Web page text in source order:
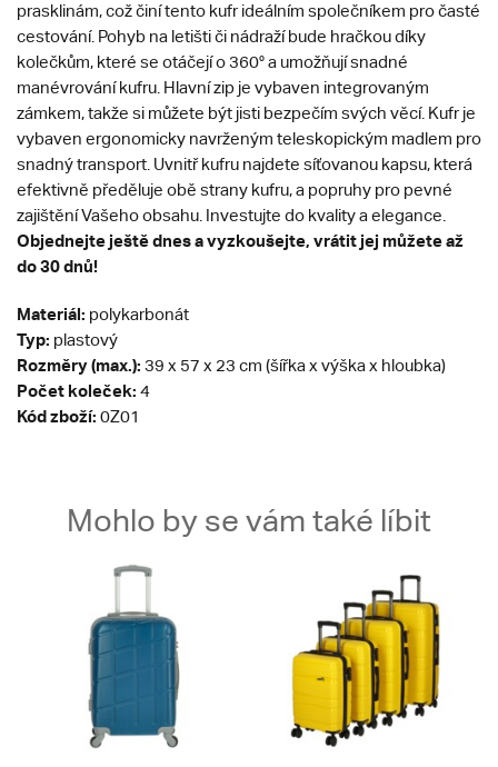
prasklinám, což činí tento kufr ideálním společníkem pro časté
cestování. Pohyb na letišti či nádraží bude hračkou díky
kolečkům, které se otáčejí o 360° a umožňují snadné
manévrování kufru. Hlavní zip je vybaven integrovaným
zámkem, takže si můžete být jisti bezpečím svých věcí. Kufr je
vybaven ergonomicky navrženým teleskopickým madlem pro
snadný transport. Uvnitř kufru najdete síťovanou kapsu, která
efektivně předěluje obě strany kufru, a popruhy pro pevné
zajištění Vašeho obsahu. Investujte do kvality a elegance.
Objednejte ještě dnes a vyzkoušejte, vrátit jej můžete až
do 30 dnů!
Materiál: polykarbonát
Typ: plastový
Rozměry (max.): 39 x 57 x 23 cm (šířka x výška x hloubka)
Počet koleček: 4
Kód zboží: 0Z01
Mohlo by se vám také líbit